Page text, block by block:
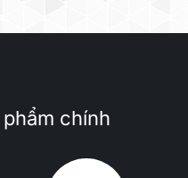
chính